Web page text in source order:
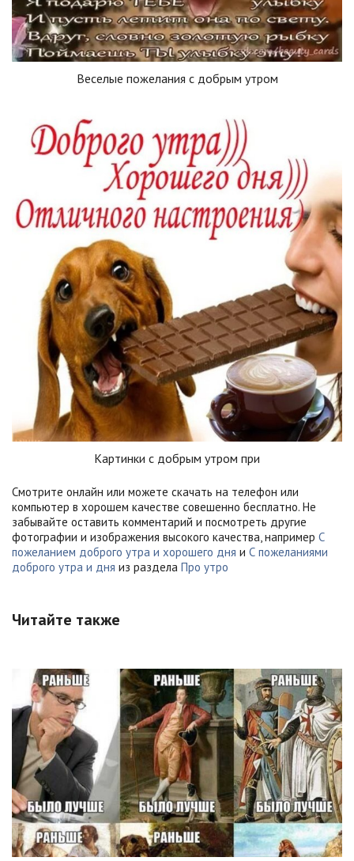
Веселые пожелания с добрым утром
Картинки с добрым утром при
Смотрите онлайн или можете скачать на телефон или
компьютер в хорошем качестве совешенно бесплатно. Не
забывайте оставить комментарий и посмотреть другие
фотографии и изображения высокого качества, например С
пожеланием доброго утра и хорошего дня и С пожеланиями
доброго утра и дня из раздела Про утро
Читайте также